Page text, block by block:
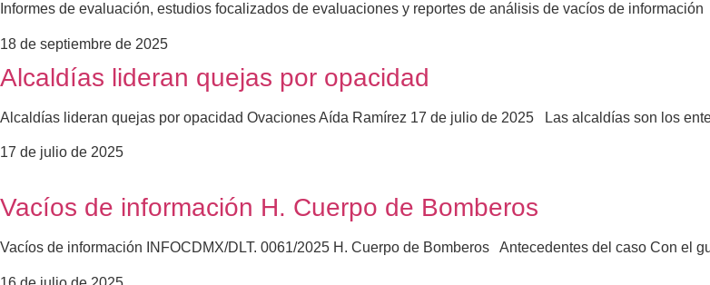
Informes de evaluación, estudios focalizados de evaluaciones y reportes de análisis de vacíos de
18 de septiembre de 2025
Alcaldías lideran quejas por opacidad
Alcaldías lideran quejas por opacidad Ovaciones Aída Ramírez 17 de julio de 2025 Las alcaldías son los
17 de julio de 2025
Vacíos de información H. Cuerpo de Bomberos
Vacíos de información INFOCDMX/DLT. 0061/2025 H. Cuerpo de Bomberos Antecedentes del caso Con el